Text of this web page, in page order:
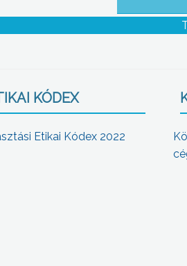
KÓDEX
Etikai Kódex 2022